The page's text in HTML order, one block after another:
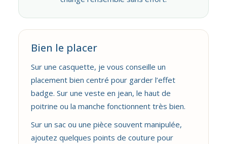
Bien le placer
Sur une casquette, je vous conseille un
placement bien centré pour garder l’effet
badge. Sur une veste en jean, le haut de
poitrine ou la manche fonctionnent très bien.
Sur un sac ou une pièce souvent manipulée,
ajoutez quelques points de couture pour